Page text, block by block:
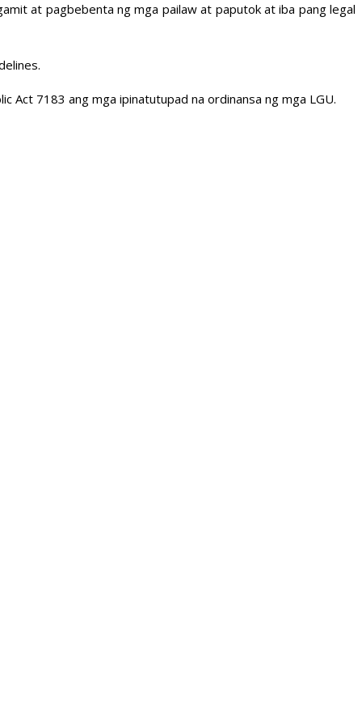
at pagbebenta ng mga pailaw at paputok at iba pang legal
Act 7183 ang mga ipinatutupad na ordinansa ng mga LGU.